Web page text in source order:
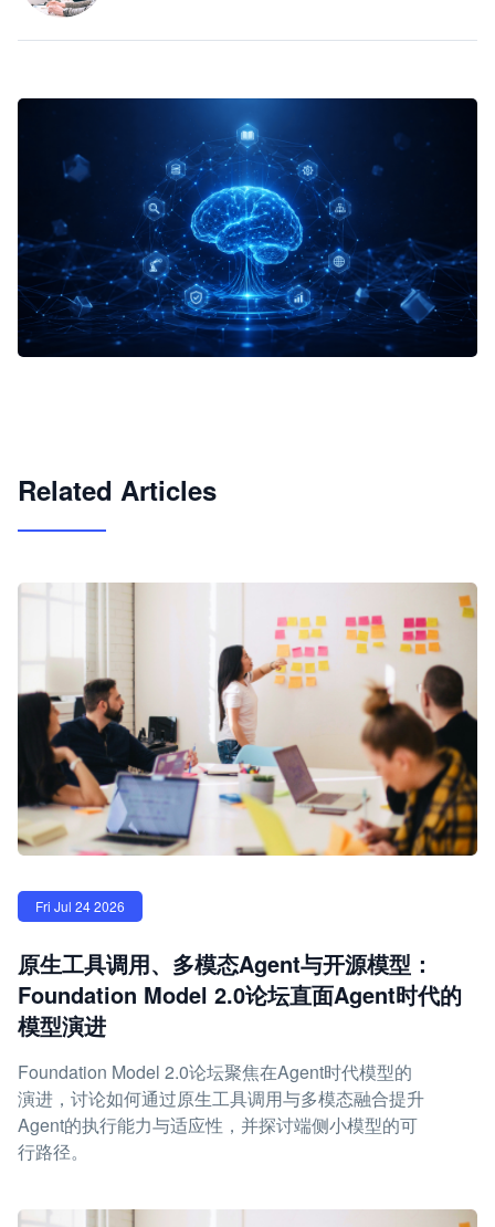
Related Articles
Fri Jul 24 2026
原生工具调用、多模态Agent与开源模型：
Foundation Model 2.0论坛直面Agent时代的
模型演进
Foundation Model 2.0论坛聚焦在Agent时代模型的
演进，讨论如何通过原生工具调用与多模态融合提升
Agent的执行能力与适应性，并探讨端侧小模型的可
行路径。